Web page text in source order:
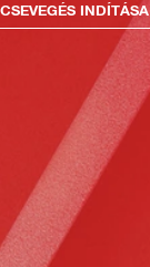
CSEVEGÉS INDÍTÁSA